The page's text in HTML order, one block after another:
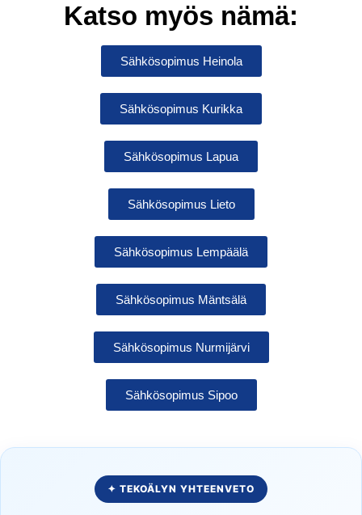
Katso myös nämä:
Sähkösopimus Heinola
Sähkösopimus Kurikka
Sähkösopimus Lapua
Sähkösopimus Lieto
Sähkösopimus Lempäälä
Sähkösopimus Mäntsälä
Sähkösopimus Nurmijärvi
Sähkösopimus Sipoo
✦ TEKOÄLYN YHTEENVETO